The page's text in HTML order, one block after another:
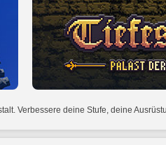
Verbessere deine Stufe, deine